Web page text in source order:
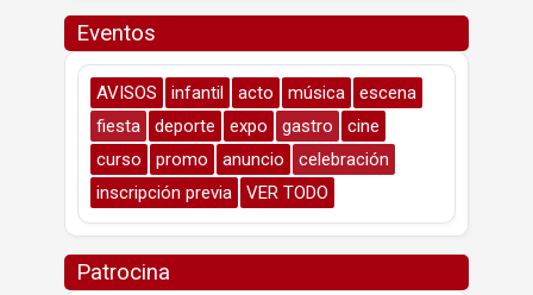
Eventos
AVISOS infantil acto música
escena
fiesta
deporte expo gastro
cine
curso
promo anuncio
celebración
inscripción previa
VER TODO
Patrocina